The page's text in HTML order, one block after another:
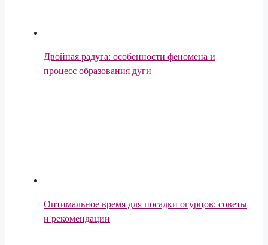
Двойная радуга: особенности феномена и
процесс образования дуги
Оптимальное время для посадки огурцов: советы
и рекомендации